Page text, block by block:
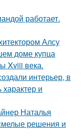
работает.
Алсу
доме купца
Xviii века.
интерьер, в
характер и
Наталья
решения и